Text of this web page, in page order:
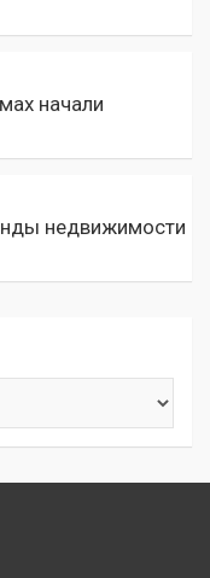
начали
недвижимости